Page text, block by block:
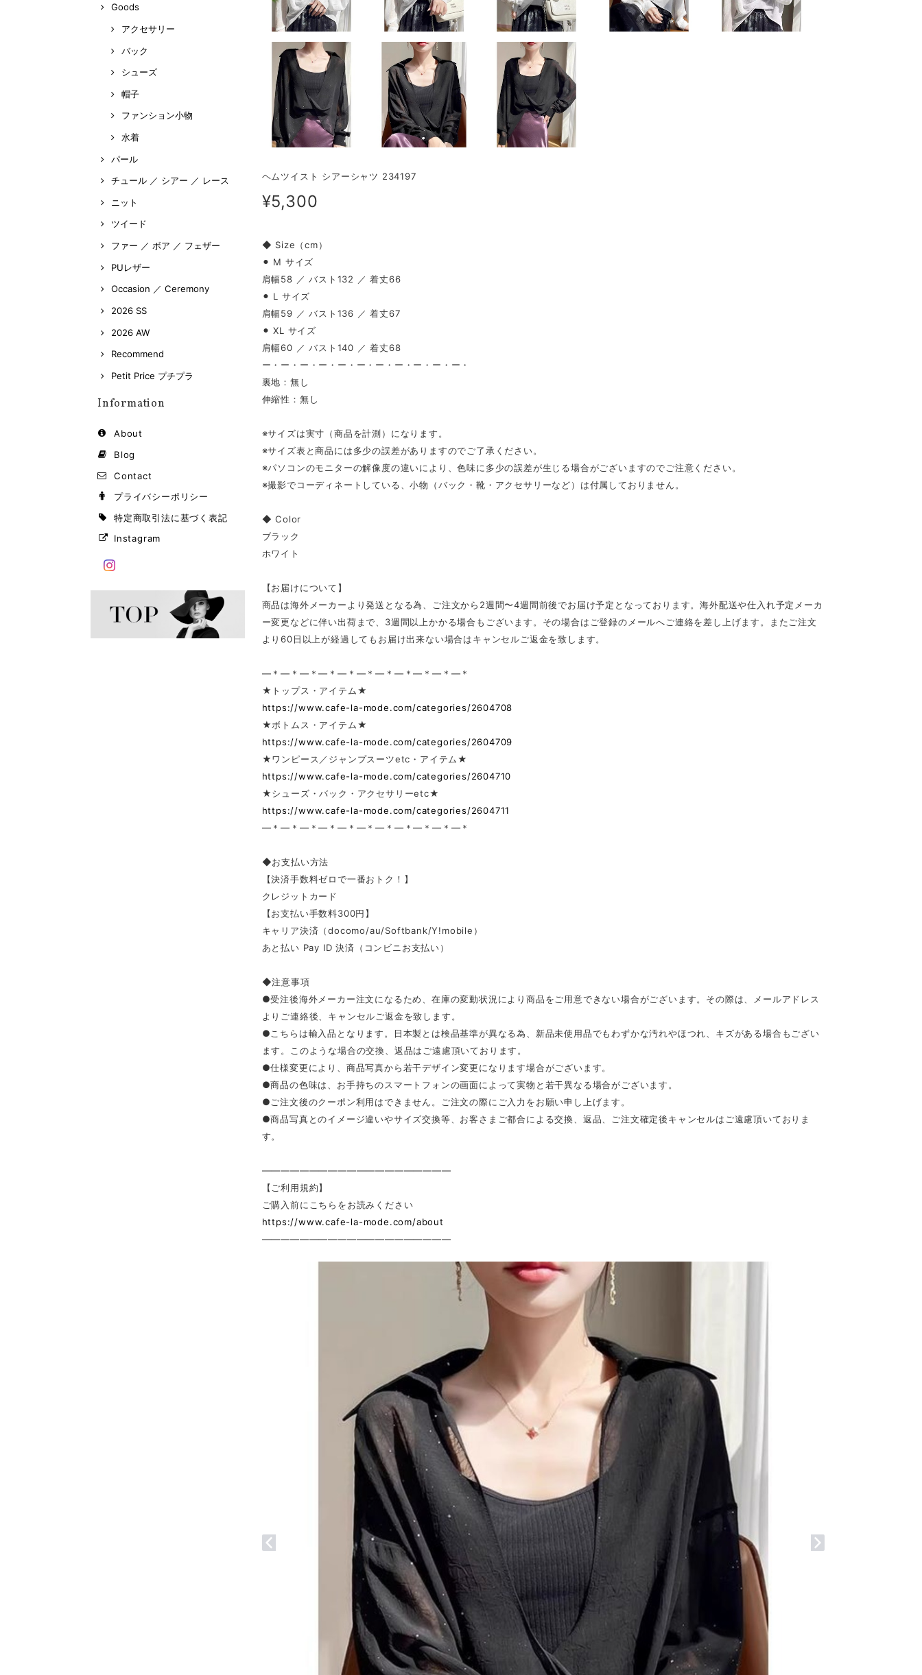
Goods
アクセサリー
バック
シューズ
帽子
ファンション小物
水着
パール
チュール ／ シアー ／ レース
ニット
ツイード
ファー ／ ボア ／ フェザー
PUレザー
Occasion ／ Ceremony
2026 SS
2026 AW
Recommend
Petit Price プチプラ
Information
About
Blog
Contact
プライバシーポリシー
特定商取引法に基づく表記
Instagram
ヘムツイスト シアーシャツ 234197
¥5,300
◆ Size（cm）
⚫︎ M サイズ
肩幅58 ／ バスト132 ／ 着丈66
⚫︎ L サイズ
肩幅59 ／ バスト136 ／ 着丈67
⚫︎ XL サイズ
肩幅60 ／ バスト140 ／ 着丈68
ー・ー・ー・ー・ー・ー・ー・ー・ー・ー・ー・
裏地：無し
伸縮性：無し
※サイズは実寸（商品を計測）になります。
※サイズ表と商品には多少の誤差がありますのでご了承ください。
※パソコンのモニターの解像度の違いにより、色味に多少の誤差が生じる場合がございますのでご注意ください。
※撮影でコーディネートしている、小物（バック・靴・アクセサリーなど）は付属しておりません。
◆ Color
ブラック
ホワイト
【お届けについて】
商品は海外メーカーより発送となる為、ご注文から2週間〜4週間前後でお届け予定となっております。海外配送や仕入れ予定メーカ
ー変更などに伴い出荷まで、3週間以上かかる場合もございます。その場合はご登録のメールへご連絡を差し上げます。またご注文
より60日以上が経過してもお届け出来ない場合はキャンセルご返金を致します。
—＊—＊—＊—＊—＊—＊—＊—＊—＊—＊—＊
★トップス・アイテム★
https://www.cafe-la-mode.com/categories/2604708
★ボトムス・アイテム★
https://www.cafe-la-mode.com/categories/2604709
★ワンピース／ジャンプスーツetc・アイテム★
https://www.cafe-la-mode.com/categories/2604710
★シューズ・バック・アクセサリーetc★
https://www.cafe-la-mode.com/categories/2604711
—＊—＊—＊—＊—＊—＊—＊—＊—＊—＊—＊
◆お支払い方法
【決済手数料ゼロで一番おトク！】
クレジットカード
【お支払い手数料300円】
キャリア決済（docomo/au/Softbank/Y!mobile）
あと払い Pay ID 決済（コンビニお支払い）
◆注意事項
●受注後海外メーカー注文になるため、在庫の変動状況により商品をご用意できない場合がございます。その際は、メールアドレス
よりご連絡後、キャンセルご返金を致します。
●こちらは輸入品となります。日本製とは検品基準が異なる為、新品未使用品でもわずかな汚れやほつれ、キズがある場合もござい
ます。このような場合の交換、返品はご遠慮頂いております。
●仕様変更により、商品写真から若干デザイン変更になります場合がございます。
●商品の色味は、お手持ちのスマートフォンの画面によって実物と若干異なる場合がございます。
●ご注文後のクーポン利用はできません。ご注文の際にご入力をお願い申し上げます。
●商品写真とのイメージ違いやサイズ交換等、お客さまご都合による交換、返品、ご注文確定後キャンセルはご遠慮頂いておりま
す。
————————————————————
【ご利用規約】
ご購入前にこちらをお読みください
https://www.cafe-la-mode.com/about
————————————————————